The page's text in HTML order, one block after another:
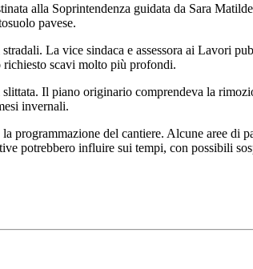
alla Soprintendenza guidata da Sara
pavese.
La vice sindaca e assessora ai Lavori
scavi molto più profondi.
Il piano originario comprendeva la
invernali.
programmazione del cantiere. Alcune aree di
potrebbero influire sui tempi, con possibili